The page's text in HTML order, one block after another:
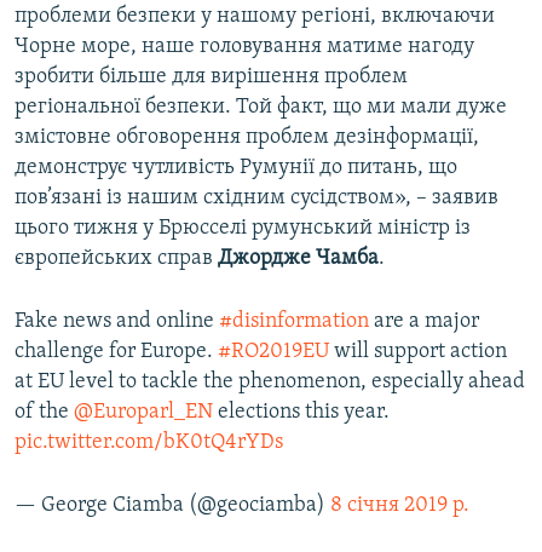
проблеми безпеки у нашому регіоні, включаючи
Чорне море, наше головування матиме нагоду
зробити більше для вирішення проблем
регіональної безпеки. Той факт, що ми мали дуже
змістовне обговорення проблем дезінформації,
демонструє чутливість Румунії до питань, що
пов’язані із нашим східним сусідством», – заявив
цього тижня у Брюсселі румунський міністр із
європейських справ Джордже Чамба.
Fake news and online #disinformation are a major
challenge for Europe. #RO2019EU will support action
at EU level to tackle the phenomenon, especially ahead
of the @Europarl_EN elections this year.
pic.twitter.com/bK0tQ4rYDs
— George Ciamba (@geociamba) 8 січня 2019 р.